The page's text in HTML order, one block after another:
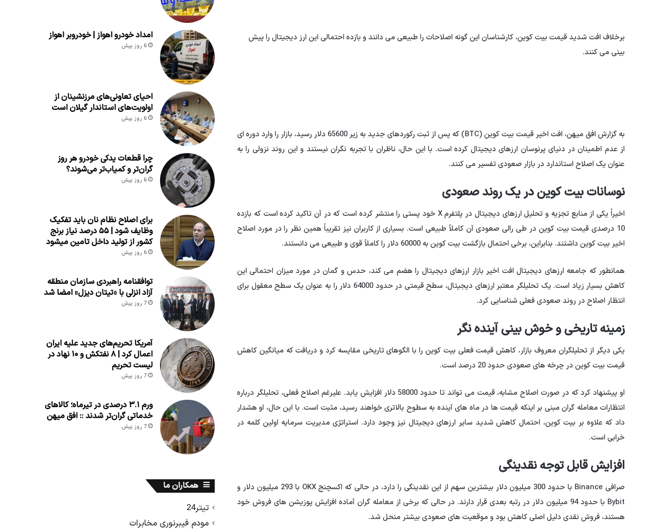
برخلاف افت شدید قیمت بیت کوین، کارشناسان این گونه اصلاحات را طبیعی می دانند و بازده احتمالی این ارز دیجیتال را پیش
بینی می کنند.
به گزارش افق میهن، افت اخیر قیمت بیت کوین (BTC) که پس از ثبت رکوردهای جدید به زیر 65600 دلار رسید، بازار را وارد دوره ای
از عدم اطمینان در دنیای پرنوسان ارزهای دیجیتال کرده است. با این حال، ناظران با تجربه نگران نیستند و این روند نزولی را به
عنوان یک اصلاح استاندارد در بازار صعودی تفسیر می کنند.
نوسانات بیت کوین در یک روند صعودی
اخیراً یکی از منابع تجزیه و تحلیل ارزهای دیجیتال در پلتفرم X خود پستی را منتشر کرده است که در آن تاکید کرده است که بازده
10 درصدی قیمت بیت کوین در طی رالی صعودی آن کاملاً طبیعی است. بسیاری از کاربران نیز تقریباً همین نظر را در مورد اصلاح
اخیر بیت کوین داشتند. بنابراین، برخی احتمال بازگشت بیت کوین به 60000 دلار را کاملاً قوی و طبیعی می دانستند.
همانطور که جامعه ارزهای دیجیتال افت اخیر بازار ارزهای دیجیتال را هضم می کند، حدس و گمان در مورد میزان احتمالی این
کاهش بسیار زیاد است. یک تحلیلگر معتبر ارزهای دیجیتال، سطح قیمتی در حدود 64000 دلار را به عنوان یک سطح معقول برای
انتظار اصلاح در روند صعودی فعلی شناسایی کرد.
زمینه تاریخی و خوش بینی آینده نگر
یکی دیگر از تحلیلگران معروف بازار، کاهش قیمت فعلی بیت کوین را با الگوهای تاریخی مقایسه کرد و دریافت که میانگین کاهش
قیمت بیت کوین در چرخه های صعودی حدود 20 درصد است.
او پیشنهاد کرد که در صورت اصلاح مشابه، قیمت می تواند تا حدود 58000 دلار افزایش یابد. علیرغم اصلاح فعلی، تحلیلگر درباره
انتظارات معامله گران مبنی بر اینکه قیمت ها در ماه های آینده به سطوح بالاتری خواهند رسید، مثبت است. با این حال، او هشدار
داد که علاوه بر بیت کوین، احتمال کاهش شدید سایر ارزهای دیجیتال نیز وجود دارد. استراتژی مدیریت سرمایه اولین کلمه در
خرابی است.
افزایش قابل توجه نقدینگی
صرافی Binance با حدود 300 میلیون دلار بیشترین سهم از این نقدینگی را دارد، در حالی که اکسچنج OKX با 293 میلیون دلار و
Bybit با حدود 94 میلیون دلار در رتبه بعدی قرار دارند. در حالی که برخی از معامله گران آماده افزایش پوزیشن های فروش خود
هستند، فروش نقدی دلیل اصلی کاهش بود و موقعیت های صعودی بیشتر منحل شد.
امداد خودرو اهواز | خودروبر اهواز
6 روز پیش
احیای تعاونی‌های مرزنشینان از
اولویت‌های استاندار گیلان است
6 روز پیش
چرا قطعات یدکی خودرو هر روز
گران‌تر و کمیاب‌تر می‌شوند؟
6 روز پیش
برای اصلاح نظام نان باید تفکیک
وظایف شود | ۵۵ درصد نیاز برنج
کشور از تولید داخل تامین میشود
6 روز پیش
توافقنامه راهبردی سازمان منطقه
آزاد انزلی با «تیتان دیزل» امضا شد
7 روز پیش
آمریکا تحریم‌های جدید علیه ایران
اعمال کرد | ۸ نفتکش و ۱۰ نهاد در
لیست تحریم
7 روز پیش
ورم ۳.۱ درصدی در تیرماه؛ کالاهای
خدماتی گران‌تر شدند :: افق میهن
7 روز پیش
همکاران ما
تیتر24
مودم فیبرنوری مخابرات